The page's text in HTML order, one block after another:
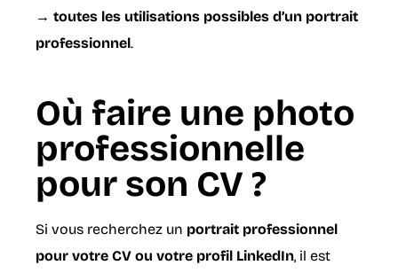
→ toutes les utilisations possibles d’un portrait
professionnel.
Où faire une photo
professionnelle
pour son CV ?
Si vous recherchez un portrait professionnel
pour votre CV ou votre profil LinkedIn, il est